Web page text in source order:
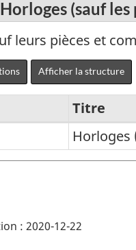
(sauf les
leurs pièces et
Afficher la structure
Titre
Horloges
: 2020-12-22